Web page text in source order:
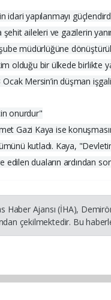
idari yapılanmayı
aileleri ve gazilerin
müdürlüğüne
olduğu bir ülkede birlikte
Ocak Mersin’in düşman
onurdur"
Gazi Kaya ise
kutladı. Kaya,
edilen duaların ardından
Haber Ajansı (İHA),
çekilmektedir. Bu